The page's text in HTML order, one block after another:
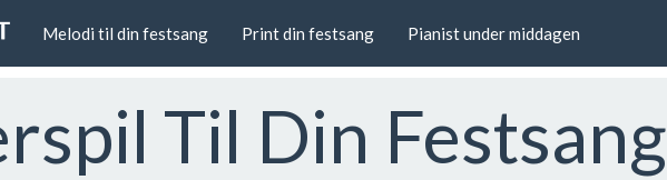
Melodi til din festsang Print din festsang Pianist under middagen
Til Din Festsang